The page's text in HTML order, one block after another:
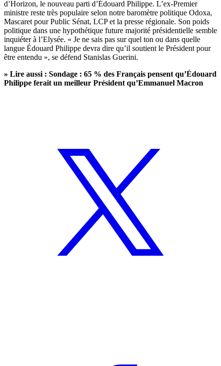
d’Horizon, le nouveau parti d’Édouard Philippe. L’ex-Premier
ministre reste très populaire selon notre baromètre politique Odoxa,
Mascaret pour Public Sénat, LCP et la presse régionale. Son poids
politique dans une hypothétique future majorité présidentielle semble
inquiéter à l’Elysée. « Je ne sais pas sur quel ton ou dans quelle
langue Édouard Philippe devra dire qu’il soutient le Président pour
être entendu », se défend Stanislas Guerini.
» Lire aussi : Sondage : 65 % des Français pensent qu’Édouard
Philippe ferait un meilleur Président qu’Emmanuel Macron